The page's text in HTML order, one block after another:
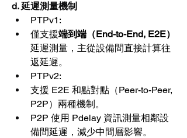
d. 延遲測量機制
PTPv1:
僅支援端到端（End-to-End, E2E）
延遲測量，主從設備間直接計算往
返延遲。
PTPv2:
支援 E2E 和點對點（Peer-to-Peer,
P2P）兩種機制。
P2P 使用 Pdelay 資訊測量相鄰設
備間延遲，減少中間層影響。